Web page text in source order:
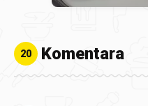
20 Komentara